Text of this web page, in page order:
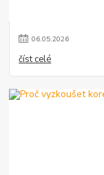
06.05.2026
číst celé